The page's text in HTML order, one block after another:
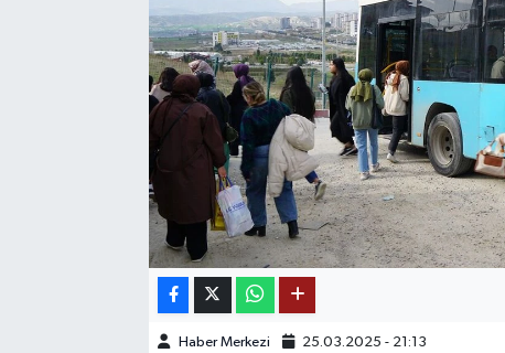
Haber Merkezi 25.03.2025 - 21:13